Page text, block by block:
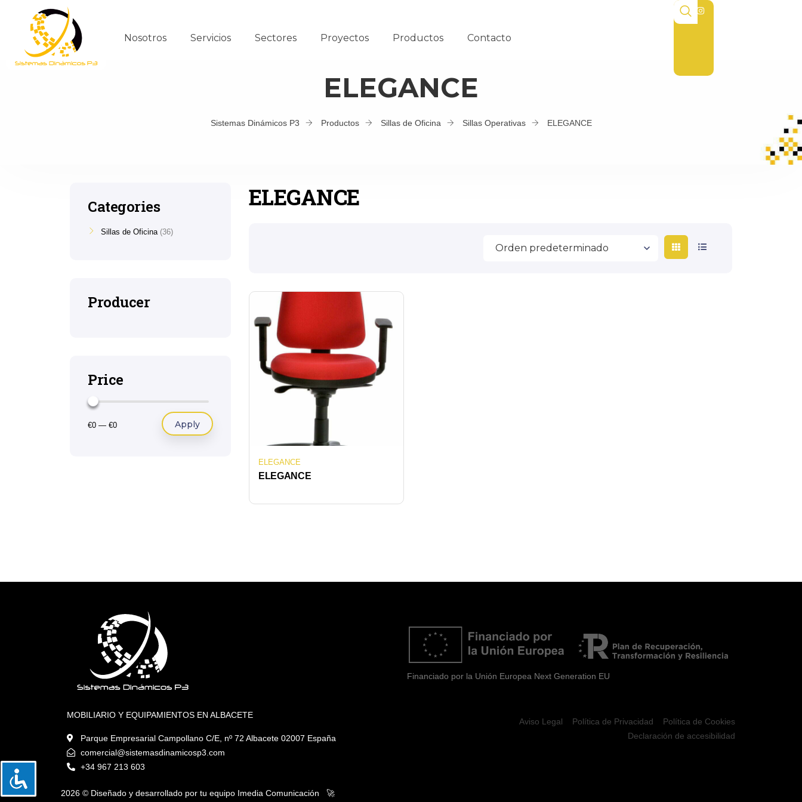
Nosotros Servicios Sectores Proyectos Productos Contacto
ELEGANCE
Sistemas Dinámicos P3 Productos Sillas de Oficina Sillas Operativas ELEGANCE
ELEGANCE
ELEGANCE
ELEGANCE
Categories
Sillas de Oficina 36
Producer
Price
Apply
€0 — €0
MOBILIARIO Y EQUIPAMIENTOS EN ALBACETE
Parque Empresarial Campollano C/E, nº 72 Albacete 02007 España
comercial@sistemasdinamicosp3.com
+34 967 213 603
Financiado por la Unión Europea Next Generation EU
Aviso Legal Política de Privacidad
Política de Cookies
Declaración de accesibilidad
2026 ©️ Diseñado y desarrollado por tu equipo Imedia Comunicación 🚀